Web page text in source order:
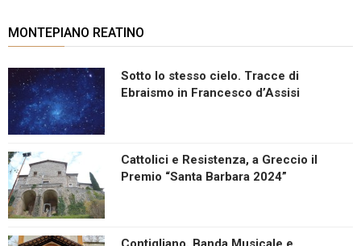
MONTEPIANO REATINO
Sotto lo stesso cielo. Tracce di
Ebraismo in Francesco d’Assisi
Cattolici e Resistenza, a Greccio il
Premio “Santa Barbara 2024”